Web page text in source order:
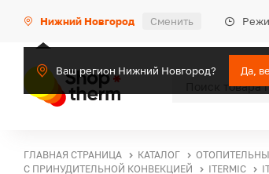
Нижний Новгород Сменить
Ваш регион Нижний Новгород? Да,
ГЛАВНАЯ СТРАНИЦА КАТАЛОГ
С ПРИНУДИТЕЛЬНОЙ КОНВЕКЦИЕЙ
ITERMIC